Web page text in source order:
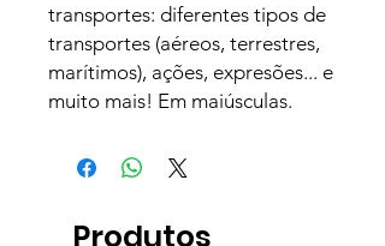
transportes: diferentes tipos de
transportes (aéreos, terrestres,
marítimos), ações, expresões... e
muito mais! Em maiúsculas.
Produtos